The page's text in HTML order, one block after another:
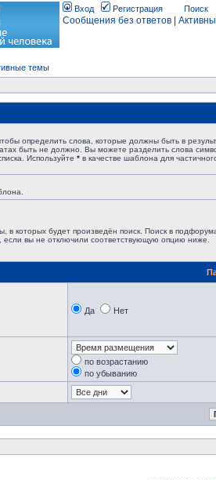
Вход Регистрация Поиск
Сообщения без ответов
темы
определить слова, которые должны быть в
быть не должно. Вы можете разделить слова
Используйте * в качестве шаблона для
которых будет произведён поиск. Поиск в
если вы не отключили соответствующую опцию ниже.
Да Нет
по возрастанию
по убыванию